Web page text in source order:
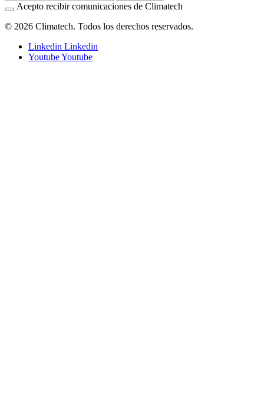
Acepto recibir comunicaciones de Climatech
© 2026 Climatech. Todos los derechos reservados.
Linkedin Linkedin
YoutubeYoutube